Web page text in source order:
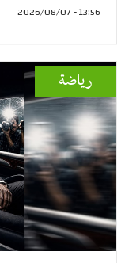
13:56 - 2026/08/07
رياضة